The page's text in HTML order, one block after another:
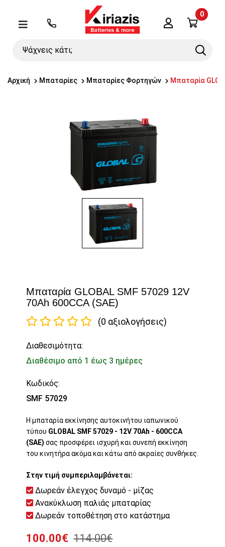
Μενού
Ψάχνεις
Search
Λογαριασμός
0
Αρχική Μπαταρίες Μπαταρίες Φορτηγών Μπαταρία
Μπαταρία GLOBAL SMF 57029 12V
70Ah 600CCA (SAE)
(0 αξιολογήσεις)
Διαθεσιμότητα:
Διαθέσιμο από 1 έως 3 ημέρες
Κωδικός:
SMF 57029
Η μπαταρία εκκίνησης αυτοκινήτου ιαπωνικού
τύπου GLOBAL SMF 57029 - 12V 70Ah - 600CCA
(SAE) σας προσφέρει ισχυρή και συνεπή εκκίνηση
του κινητήρα ακόμα και κάτω από ακραίες συνθήκες.
Στην τιμή συμπεριλαμβάνεται:
Δωρεάν έλεγχος δυναμό - μίζας
Ανακύκλωση παλιάς μπαταρίας
Δωρεάν τοποθέτηση στο κατάστημα
100.00€ 114.00€